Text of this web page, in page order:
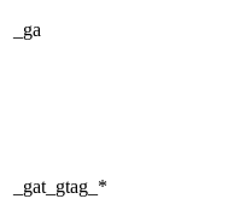
_ga
_gat_gtag_*